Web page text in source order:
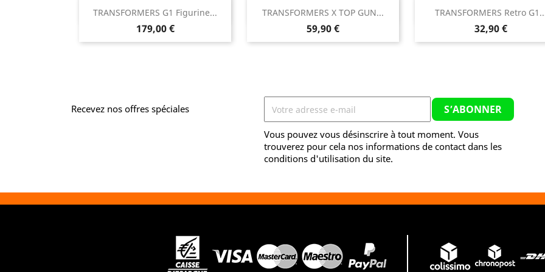
TRANSFORMERS G1 Figurine...
Prix
179,00 €
Aperçu rapide TRANSFORMERS X TOP GUN...
Prix
59,90 €
Aperçu rapide TRANSFORMERS Retro
Prix
32,90 €
Aperçu rapide
Recevez nos offres spéciales
Vous pouvez vous désinscrire à tout moment. Vous
trouverez pour cela nos informations de contact dans les
conditions d'utilisation du site.